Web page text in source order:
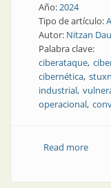
Año:2024
Tipo de artículo:
Autor: Nitzan
Palabra clave:
ciberataque
cibernética
industrial
operacional
Read more